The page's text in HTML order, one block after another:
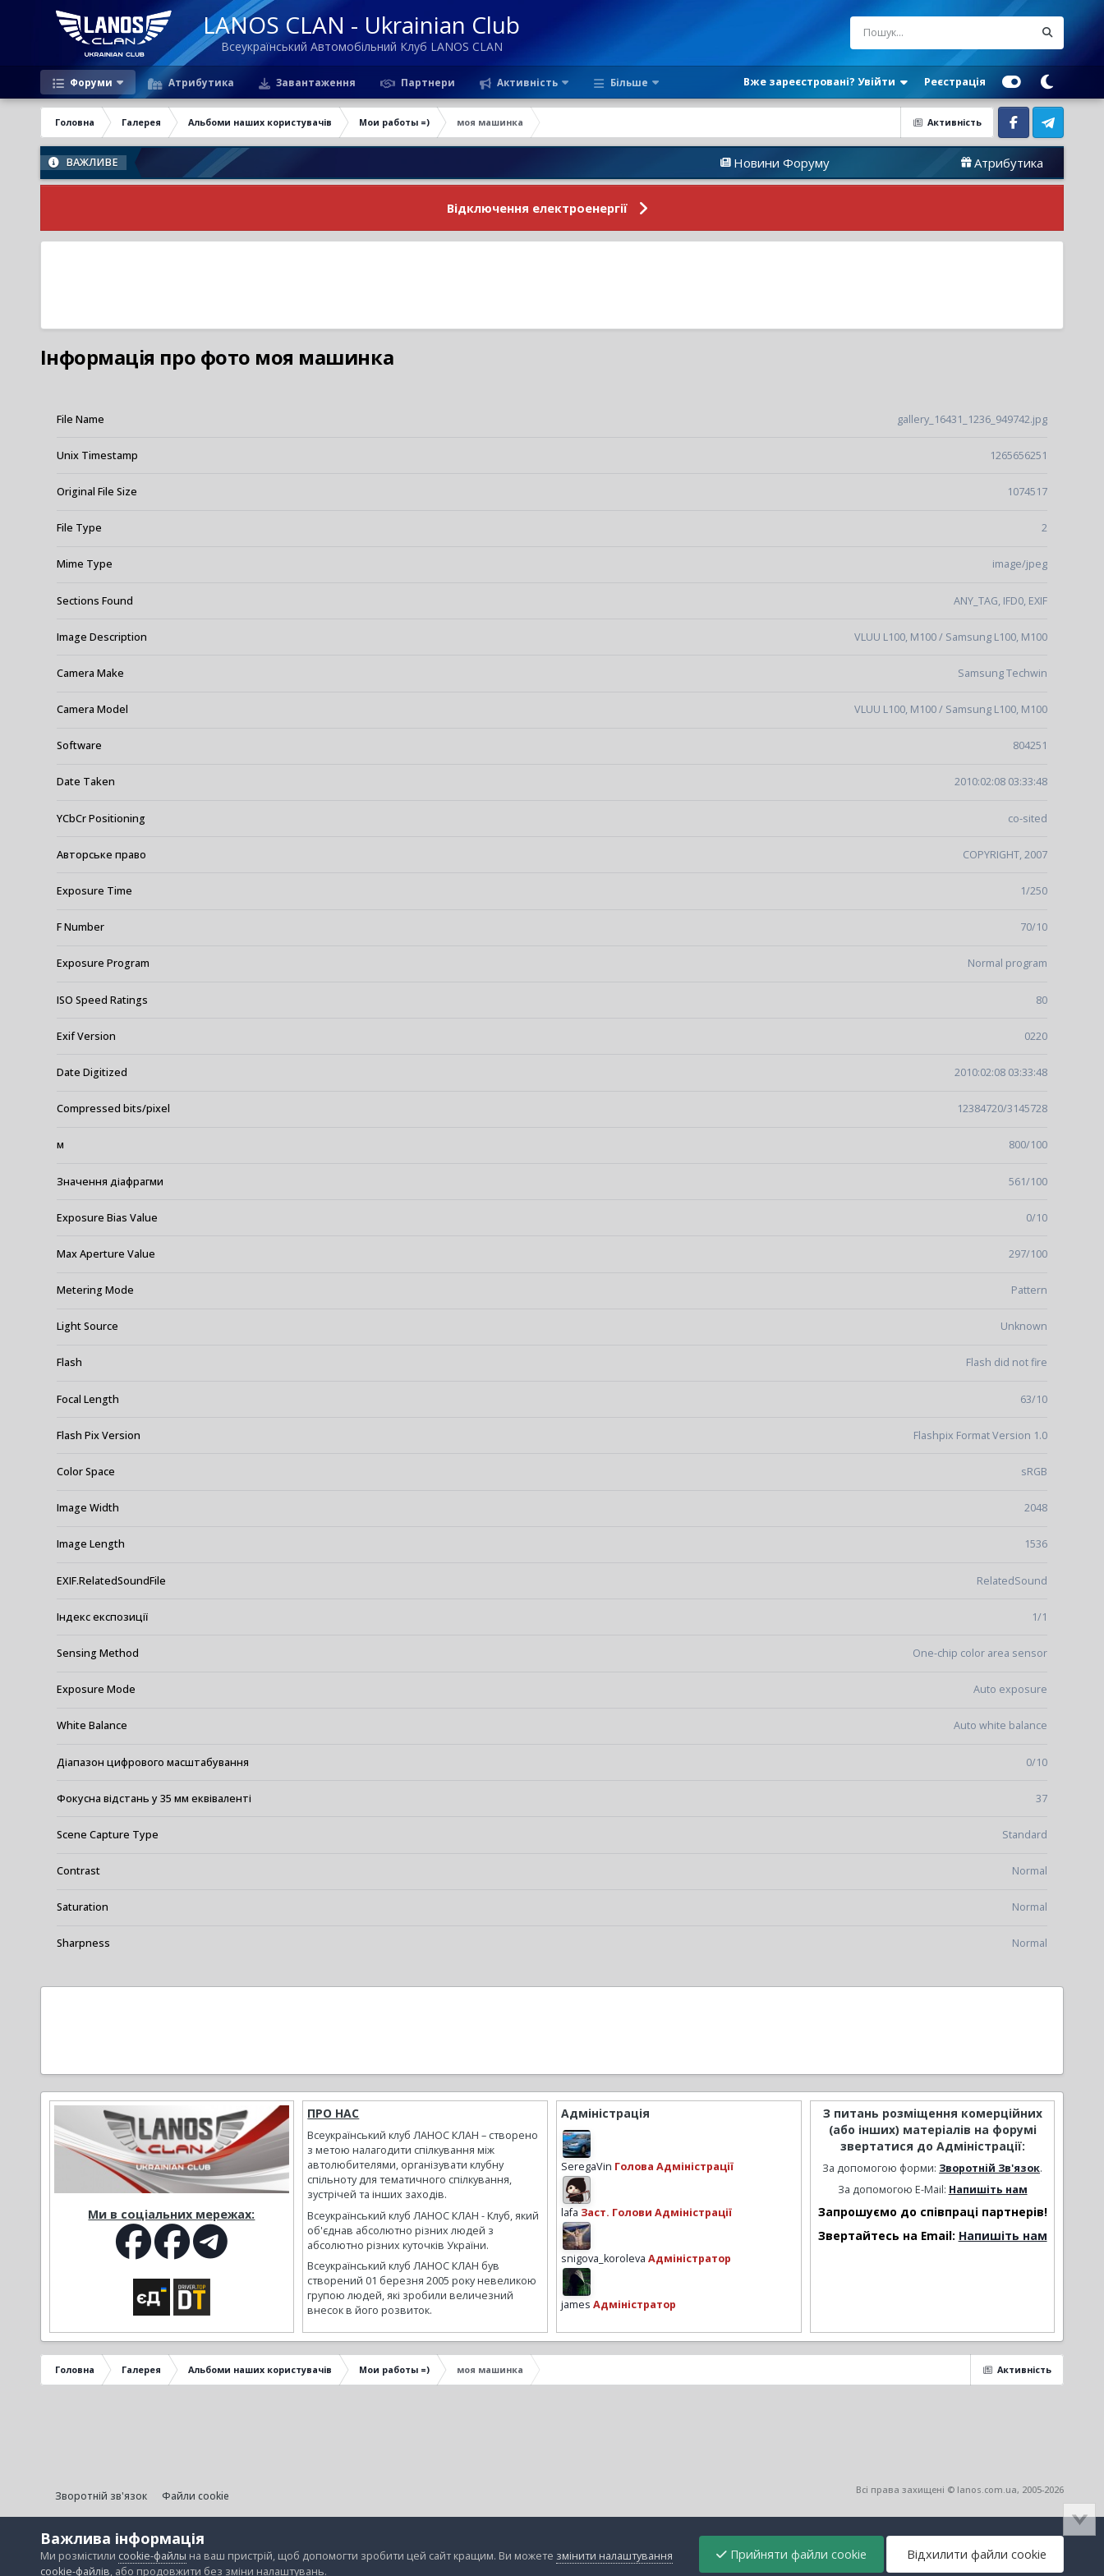
LANOS CLAN - Ukrainian Club
Всеукраїнський Автомобільний Клуб LANOS CLAN
Форуми Атрибутика Завантаження Партнери Активність Більше Вже зареєстровані? Увійти Реєстрація
Активність
Головна Галерея Альбоми наших користувачів Мои работы =) моя машинка
Facebook Telegram
ВАЖЛИВЕ Новини Форуму Атрибутика
Відключення електроенергії
Інформація про фото моя машинка
File Name gallery_16431_1236_949742.jpg
Unix Timestamp 1265656251
Original File Size 1074517
File Type 2
Mime Type image/jpeg
Sections Found ANY_TAG, IFD0, EXIF
Image Description VLUU L100, M100 / Samsung L100, M100
Camera Make Samsung Techwin
Camera Model VLUU L100, M100 / Samsung L100, M100
Software 804251
Date Taken 2010:02:08 03:33:48
YCbCr Positioning co-sited
Авторське право COPYRIGHT, 2007
Exposure Time 1/250
F Number 70/10
Exposure Program Normal program
ISO Speed Ratings 80
Exif Version 0220
Date Digitized 2010:02:08 03:33:48
Compressed bits/pixel 12384720/3145728
м 800/100
Значення діафрагми 561/100
Exposure Bias Value 0/10
Max Aperture Value 297/100
Metering Mode Pattern
Light Source Unknown
Flash Flash did not fire
Focal Length 63/10
Flash Pix Version Flashpix Format Version 1.0
Color Space sRGB
Image Width 2048
Image Length 1536
EXIF.RelatedSoundFile RelatedSound
Індекс експозиції 1/1
Sensing Method One-chip color area sensor
Exposure Mode Auto exposure
White Balance Auto white balance
Діапазон цифрового масштабування 0/10
Фокусна відстань у 35 мм еквіваленті 37
Scene Capture Type Standard
Contrast Normal
Saturation Normal
Sharpness Normal
Ми в соціальних мережах:
ПРО НАС
Всеукраїнський клуб ЛАНОС КЛАН – створено
з метою налагодити спілкування між
автолюбителями, організувати клубну
спільноту для тематичного спілкування,
зустрічей та інших заходів.
Всеукраїнський клуб ЛАНОС КЛАН - Клуб, який
об'єднав абсолютно різних людей з
абсолютно різних куточків України.
Всеукраїнський клуб ЛАНОС КЛАН був
створений 01 березня 2005 року невеликою
групою людей, які зробили величезний
внесок в його розвиток.
Адміністрація
SeregaVin Голова Адміністрації
lafa Заст. Голови Адміністрації
snigova_koroleva Адміністратор
james Адміністратор
З питань розміщення комерційних
(або інших) матеріалів на форумі
звертатися до Адміністрації:
За допомогою форми: Зворотній Зв'язок.
За допомогою E-Mail: Напишіть нам
Запрошуємо до співпраці партнерів!
Звертайтесь на Email: Напишіть нам
Активність
Головна Галерея Альбоми наших користувачів Мои работы =) моя машинка
Зворотній зв'язок Файли cookie Всі права захищені © lanos.com.ua, 2005-2026
Важлива інформація
Ми розмістили cookie-файлы на ваш пристрій, щоб допомогти зробити цей сайт кращим. Ви можете змінити налаштування
cookie-файлів, або продовжити без зміни налаштувань.
Прийняти файли cookie Відхилити файли cookie